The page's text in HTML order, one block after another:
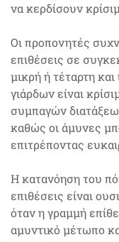
να κερδίσουν
Οι προπονητές
επιθέσεις σε
μικρή ή τέταρτη
γιάρδων είναι
συμπαγών
καθώς οι άμυνες
επιτρέποντας
Η κατανόηση του
επιθέσεις είναι
όταν η γραμμή
αμυντικό μέτωπο